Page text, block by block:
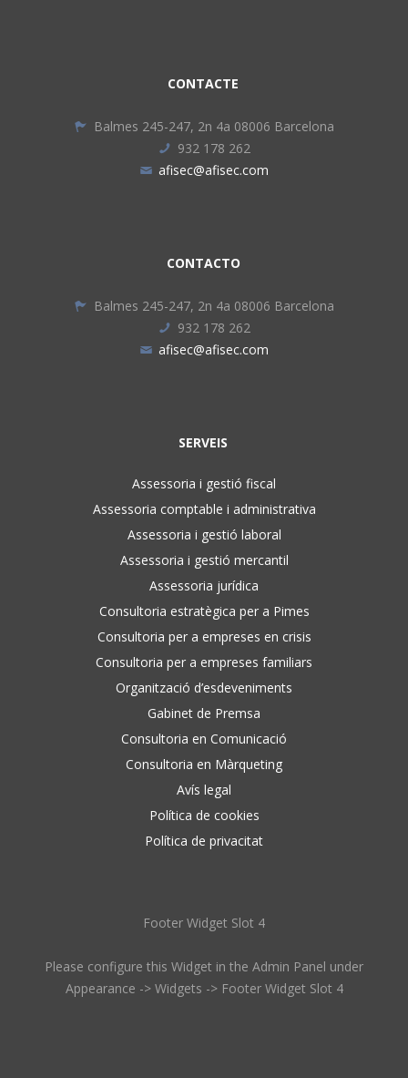
CONTACTE
Balmes 245-247, 2n 4a 08006 Barcelona
932 178 262
afisec@afisec.com
CONTACTO
Balmes 245-247, 2n 4a 08006 Barcelona
932 178 262
afisec@afisec.com
SERVEIS
Assessoria i gestió fiscal
Assessoria comptable i administrativa
Assessoria i gestió laboral
Assessoria i gestió mercantil
Assessoria jurídica
Consultoria estratègica per a Pimes
Consultoria per a empreses en crisis
Consultoria per a empreses familiars
Organització d’esdeveniments
Gabinet de Premsa
Consultoria en Comunicació
Consultoria en Màrqueting
Avís legal
Política de cookies
Política de privacitat
Footer Widget Slot 4
Please configure this Widget in the Admin Panel under
Appearance -> Widgets -> Footer Widget Slot 4